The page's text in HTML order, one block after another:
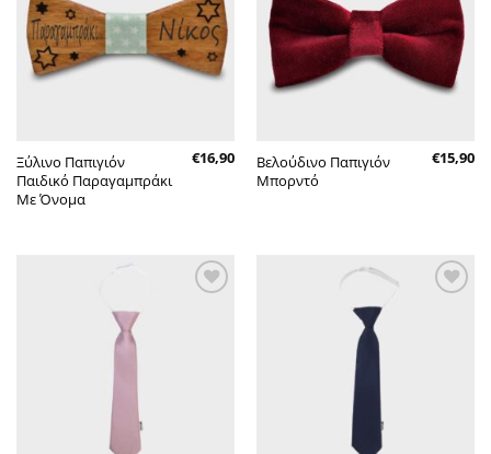
επιθυμητών
Ξύλινο Παπιγιόν
Παιδικό Παραγαμπράκι
Με Όνομα
€16,90
επιθυμητών
Βελούδινο Παπιγιόν
Μπορντό
€15,90